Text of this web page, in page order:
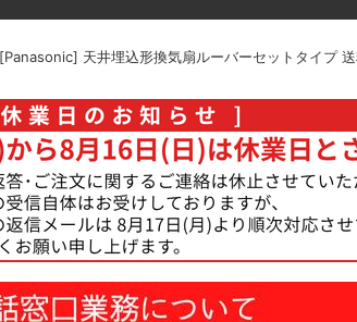
天井埋込形換気扇ルーバーセットタイプ